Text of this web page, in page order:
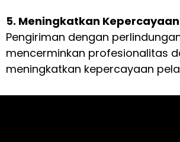
5. Meningkatkan
Pengiriman dengan
mencerminkan profesionalitas
meningkatkan kepercayaan